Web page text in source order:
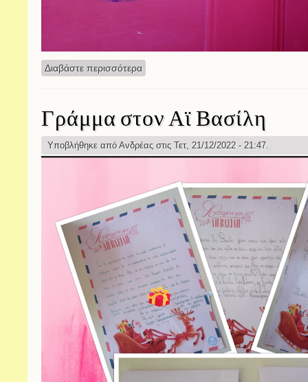
Διαβάστε περισσότερα
Γράμμα στον Αϊ Βασίλη
Υποβλήθηκε από Ανδρέας στις Τετ, 21/12/2022 - 21:47.